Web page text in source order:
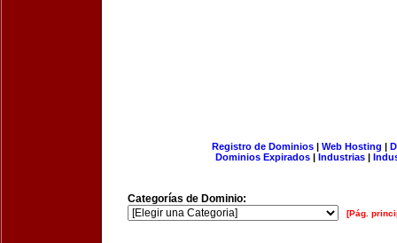
Registro de Dominios| Web Hosting |
Dominios Expirados | Industrias |
Categorías de Dominio:
[Pág.